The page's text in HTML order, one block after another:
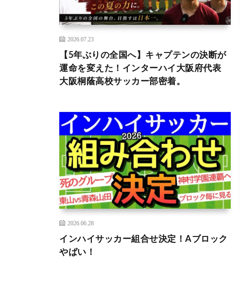
2026.07.23
【5年ぶりの全国へ】キャプテンの決断が
運命を変えた！インターハイ大阪府代表
大阪桐蔭高校サッカー部密着。
2026.06.28
インハイサッカー組合せ決定！Aブロック
やばい！